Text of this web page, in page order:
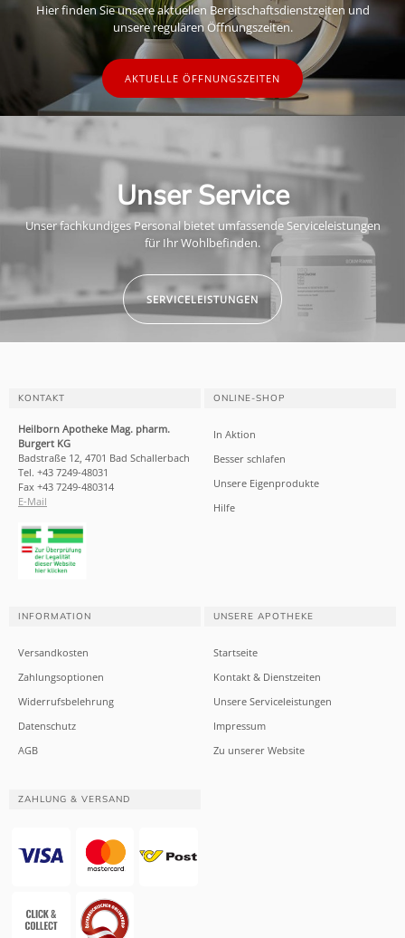
Hier finden Sie unsere aktuellen Bereitschaftsdienstzeiten und
unsere regulären Öffnungszeiten.
AKTUELLE ÖFFNUNGSZEITEN
Unser Service
Unser fachkundiges Personal bietet umfassende Serviceleistungen
für Ihr Wohlbefinden.
SERVICELEISTUNGEN
KONTAKT
Heilborn Apotheke Mag. pharm.
Burgert KG
Badstraße 12, 4701 Bad Schallerbach
Tel. +43 7249-48031
Fax +43 7249-480314
E-Mail
ONLINE-SHOP
In Aktion
Besser schlafen
Unsere Eigenprodukte
Hilfe
INFORMATION
Versandkosten
Zahlungsoptionen
Widerrufsbelehrung
Datenschutz
AGB
UNSERE APOTHEKE
Startseite
Kontakt & Dienstzeiten
Unsere Serviceleistungen
Impressum
Zu unserer Website
ZAHLUNG & VERSAND